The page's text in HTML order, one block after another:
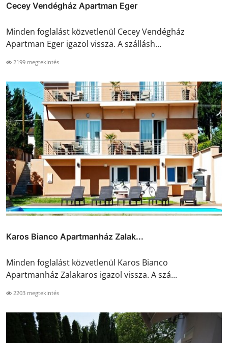
Cecey Vendégház Apartman Eger
Minden foglalást közvetlenül Cecey Vendégház
Apartman Eger igazol vissza. A szállásh...
2199 megtekintés
Karos Bianco Apartmanház Zalak...
Minden foglalást közvetlenül Karos Bianco
Apartmanház Zalakaros igazol vissza. A szá...
2203 megtekintés